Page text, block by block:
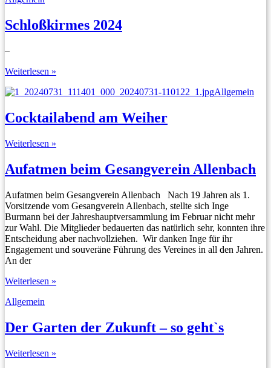
ein
Schloßkirmes 2024
–
Schloßkirmes
Weiterlesen »
Allgemein
Cocktailabend am Weiher
Cocktailabend
Weiher
Weiterlesen »
Aufatmen beim Gesangverein Allenbach
Aufatmen beim Gesangverein Allenbach Nach 19 Jahren als 1.
Vorsitzende vom Gesangverein Allenbach, stellte sich Inge
Burmann bei der Jahreshauptversammlung im Februar nicht mehr
zur Wahl. Die Mitglieder bedauerten das natürlich sehr, konnten ihre
Entscheidung aber nachvollziehen. Wir danken Inge für ihr
Engagement und souveräne Führung des Vereines in all den Jahren.
An der
Aufatmen
Gesangverein
Weiterlesen »
Allgemein
Der Garten der Zukunft – so geht`s
Der
Weiterlesen »